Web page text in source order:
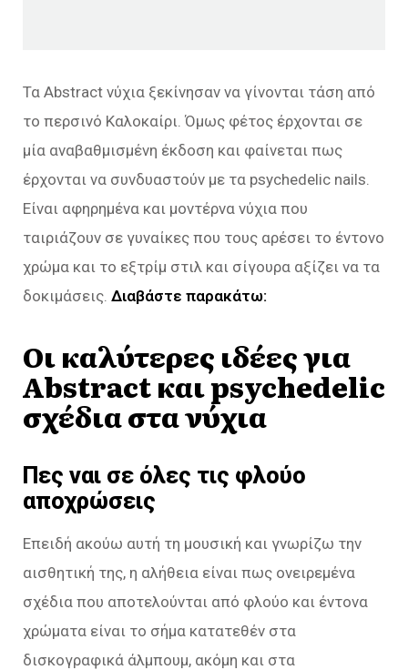
Τα Abstract νύχια ξεκίνησαν να γίνονται τάση από
το περσινό Καλοκαίρι. Όμως φέτος έρχονται σε
μία αναβαθμισμένη έκδοση και φαίνεται πως
έρχονται να συνδυαστούν με τα psychedelic nails.
Είναι αφηρημένα και μοντέρνα νύχια που
ταιριάζουν σε γυναίκες που τους αρέσει το έντονο
χρώμα και το εξτρίμ στιλ και σίγουρα αξίζει να τα
δοκιμάσεις. Διαβάστε παρακάτω:
Οι καλύτερες ιδέες για
Abstract και psychedelic
σχέδια στα νύχια
Πες ναι σε όλες τις φλούο
αποχρώσεις
Επειδή ακούω αυτή τη μουσική και γνωρίζω την
αισθητική της, η αλήθεια είναι πως ονειρεμένα
σχέδια που αποτελούνται από φλούο και έντονα
χρώματα είναι το σήμα κατατεθέν στα
δισκογραφικά άλμπουμ, ακόμη και στα